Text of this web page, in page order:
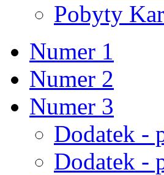
Pobyty
Numer 1
Numer 2
Numer 3
Dodatek -
Dodatek -